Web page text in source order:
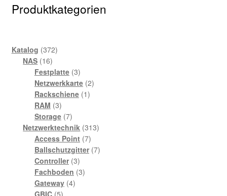
Produktkategorien
Katalog 372372
NAS 1616
Produkte
Festplatte 33
Produkte
Netzwerkkarte 22
Rackschiene 11
RAM 33
Produkte
Storage 77
Produkte
Netzwerktechnik 313313
Access Point 77
Produkte
Ballschutzgitter 77
Controller 33
Produkte
Fachboden 33
Gateway 44
5